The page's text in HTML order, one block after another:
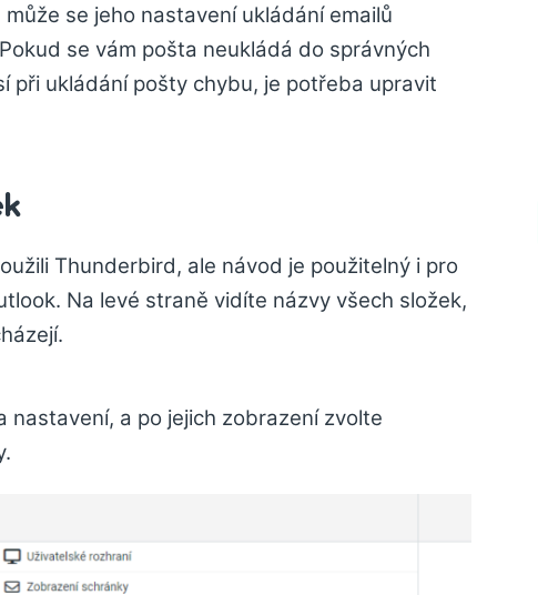
se jeho nastavení ukládání emailů
se vám pošta neukládá do správných
při ukládání pošty chybu, je potřeba upravit
Thunderbird, ale návod je použitelný i pro
Na levé straně vidíte názvy všech složek,
nastavení, a po jejich zobrazení zvolte